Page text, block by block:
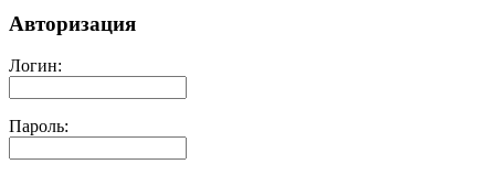
Авторизация
Логин:
Пароль: